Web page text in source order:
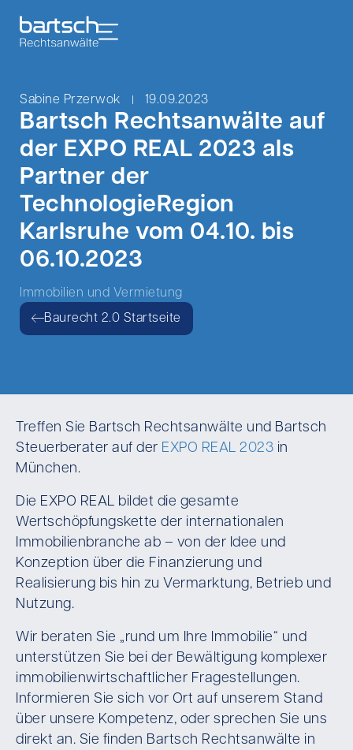
Sabine Przerwok 19.09.2023
Bartsch Rechtsanwälte auf
der EXPO REAL 2023 als
Partner der
TechnologieRegion
Karlsruhe vom 04.10. bis
06.10.2023
Immobilien und Vermietung
Baurecht 2.0 Startseite
Treffen Sie Bartsch Rechtsanwälte und Bartsch
Steuerberater auf der EXPO REAL 2023 in
München.
Die EXPO REAL bildet die gesamte
Wertschöpfungskette der internationalen
Immobilienbranche ab – von der Idee und
Konzeption über die Finanzierung und
Realisierung bis hin zu Vermarktung, Betrieb und
Nutzung.
Wir beraten Sie „rund um Ihre Immobilie“ und
unterstützen Sie bei der Bewältigung komplexer
immobilienwirtschaftlicher Fragestellungen.
Informieren Sie sich vor Ort auf unserem Stand
über unsere Kompetenz, oder sprechen Sie uns
direkt an. Sie finden Bartsch Rechtsanwälte in